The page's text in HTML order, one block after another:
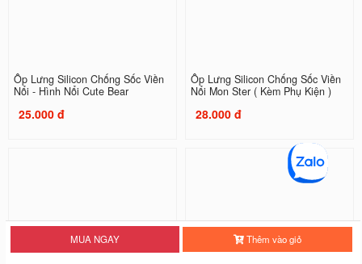
MUA NGAY Thêm vào giỏ
Ốp Lưng Silicon Chống Sốc Viền
Nổi - Hình Nổi Cute Bear
25.000 đ
Ốp Lưng Silicon Chống Sốc Viền
Nổi Mon Ster ( Kèm Phụ Kiện )
28.000 đ